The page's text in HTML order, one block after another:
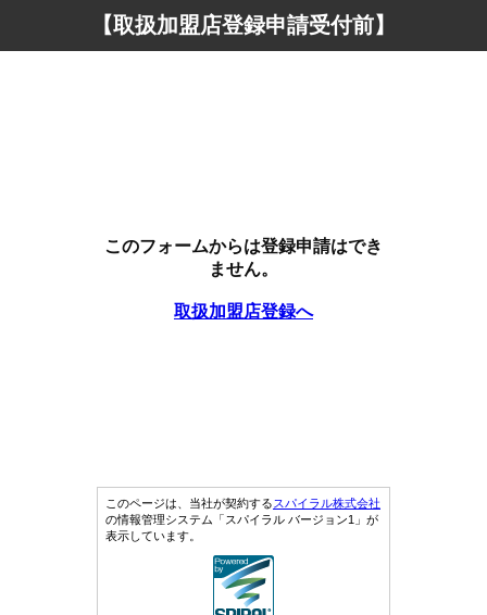
【取扱加盟店登録申請受付前】
このフォームからは登録申請はでき
ません。
取扱加盟店登録へ
このページは、当社が契約するスパイラル株式会社
の情報管理システム「スパイラル バージョン1」が
表示しています。